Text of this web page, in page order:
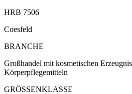
HRB 7506
Coesfeld
BRANCHE
Großhandel mit kosmetischen
Körperpflegemitteln
GRÖSSENKLASSE